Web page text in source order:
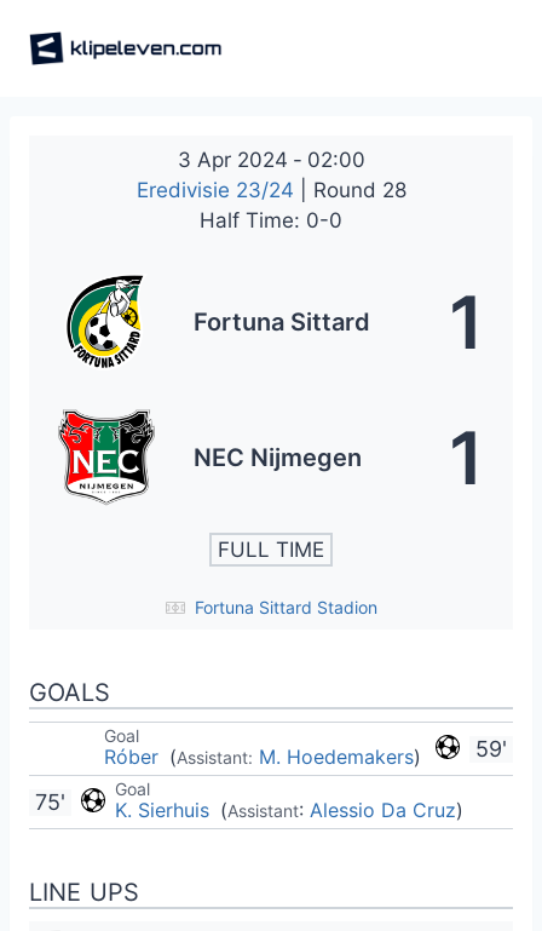
3 Apr 2024 - 02:00
Eredivisie 23/24
| Round 28
Half Time: 0-0
Fortuna Sittard 1
NEC Nijmegen 1
FULL TIME
Fortuna Sittard Stadion
GOALS
59'
Goal
Róber (Assistant: M. Hoedemakers)
Goal
K. Sierhuis (Assistant: Alessio Da Cruz)
75'
LINE UPS